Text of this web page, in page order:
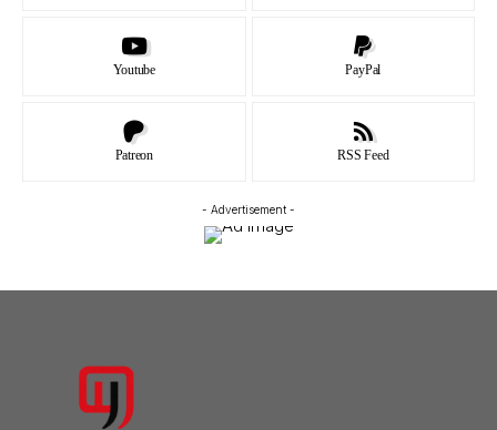
Youtube PayPal
Patreon RSS Feed
- Advertisement -